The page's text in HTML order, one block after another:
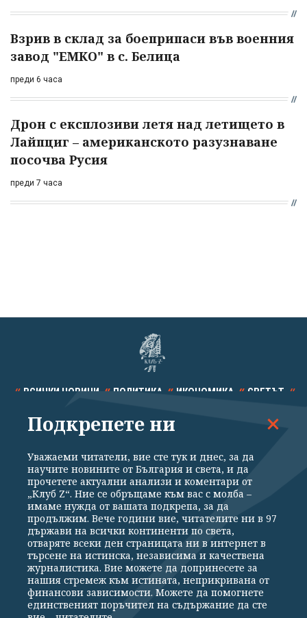
Взрив в склад за боеприпаси във военния
завод "ЕМКО" в с. Белица
преди 6 часа
Дрон с експлозиви летя над летището в
Лайпциг – американското разузнаване
посочва Русия
преди 7 часа
ВСИЧКИ НОВИНИ ПОЛИТИКА ИКОНОМИКА СВЕТЪТ
СПОРТ КУЛТУРА ТЕХНОЛОГИИ КАЛЕЙДОСКОП
Общи условия
Политика за поверителност
Реклама
Партньори Контакти
За Клуб Z
Екип
Подкрепете ни
Издател на www.clubz.bg е „Клуб Зебра Медия“ ЕООД, София, ул. "Алеко
Подкрепете ни
Уважаеми читатели, вие сте тук и днес, за да
научите новините от България и света, и да
прочетете актуални анализи и коментари от
„Клуб Z“. Ние се обръщаме към вас с молба –
имаме нужда от вашата подкрепа, за да
продължим. Вече години вие, читателите ни в 97
държави на всички континенти по света,
отваряте всеки ден страницата ни в интернет в
търсене на истинска, независима и качествена
журналистика. Вие можете да допринесете за
нашия стремеж към истината, неприкривана от
финансови зависимости. Можете да помогнете
единственият поръчител на съдържание да сте